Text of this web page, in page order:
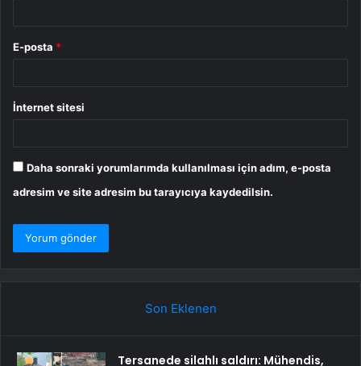
E-posta *
İnternet sitesi
Daha sonraki yorumlarımda kullanılması için adım, e-posta
adresim ve site adresim bu tarayıcıya kaydedilsin.
Son Eklenen
Tersanede silahlı saldırı: Mühendis,